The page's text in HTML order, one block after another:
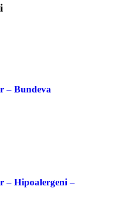
– Bundeva
– Hipoalergeni –